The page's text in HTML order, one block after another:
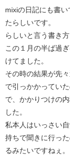
mixiの日記にも書
たらしいです。
らしいと言う書き
この１月の半ば過
けてました。
その時の結果が先
で引っかかっていた
で、かかりつけの
した。
私本人はいっさい
持ちで聞きに行っ
るみたいですねぇ